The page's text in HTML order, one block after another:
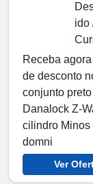
ido
Receba
de desconto
conjunto preto
Danalock Z-
cilindro Minos
domni
Ver